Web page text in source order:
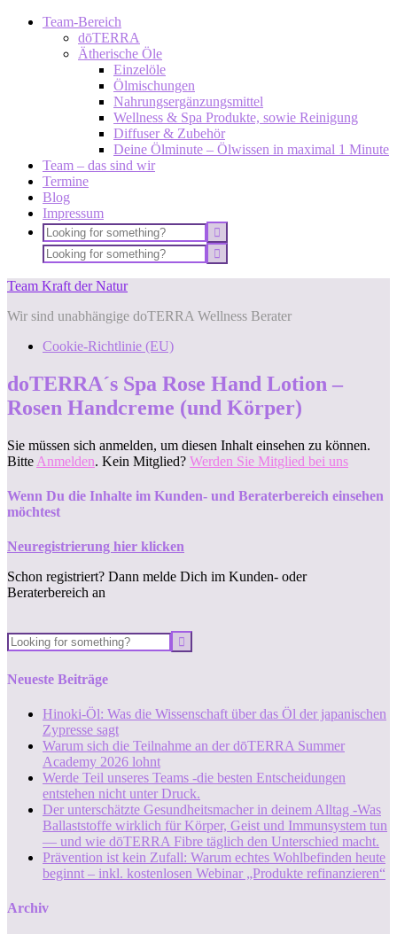
Team-Bereich
dōTERRA
Ätherische Öle
Einzelöle
Ölmischungen
Nahrungsergänzungsmittel
Wellness & Spa Produkte, sowie Reinigung
Diffuser & Zubehör
Deine Ölminute – Ölwissen in maximal 1 Minute
Team – das sind wir
Termine
Blog
Impressum
Team Kraft der Natur
Wir sind unabhängige doTERRA Wellness Berater
Cookie-Richtlinie (EU)
doTERRA´s Spa Rose Hand Lotion –
Rosen Handcreme (und Körper)
Sie müssen sich anmelden, um diesen Inhalt einsehen zu können.
Bitte Anmelden. Kein Mitglied? Werden Sie Mitglied bei uns
Wenn Du die Inhalte im Kunden- und Beraterbereich einsehen
möchtest
Neuregistrierung hier klicken
Schon registriert? Dann melde Dich im Kunden- oder
Beraterbereich an
Neueste Beiträge
Hinoki-Öl: Was die Wissenschaft über das Öl der japanischen
Zypresse sagt
Warum sich die Teilnahme an der dōTERRA Summer
Academy 2026 lohnt
Werde Teil unseres Teams -die besten Entscheidungen
entstehen nicht unter Druck.
Der unterschätzte Gesundheitsmacher in deinem Alltag -Was
Ballaststoffe wirklich für Körper, Geist und Immunsystem tun
— und wie dōTERRA Fibre täglich den Unterschied macht.
Prävention ist kein Zufall: Warum echtes Wohlbefinden heute
beginnt – inkl. kostenlosen Webinar „Produkte refinanzieren“
Archiv